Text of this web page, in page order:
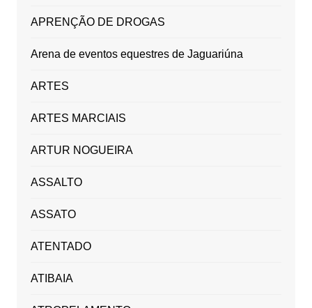
APRENÇÃO DE DROGAS
Arena de eventos equestres de Jaguariúna
ARTES
ARTES MARCIAIS
ARTUR NOGUEIRA
ASSALTO
ASSATO
ATENTADO
ATIBAIA